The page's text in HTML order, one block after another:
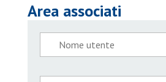
Area associati